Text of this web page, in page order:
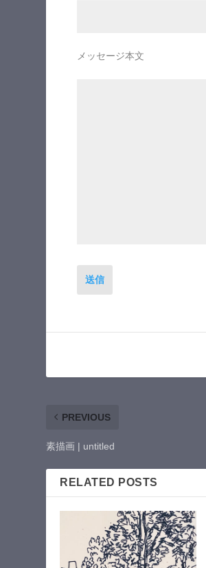
メッセージ本文
送信
PREVIOUS
素描画 | untitled
RELATED POSTS